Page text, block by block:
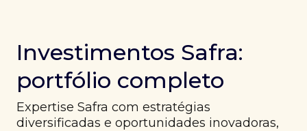
Investimentos Safra:
portfólio completo
Expertise Safra com estratégias
diversificadas e oportunidades inovadoras,